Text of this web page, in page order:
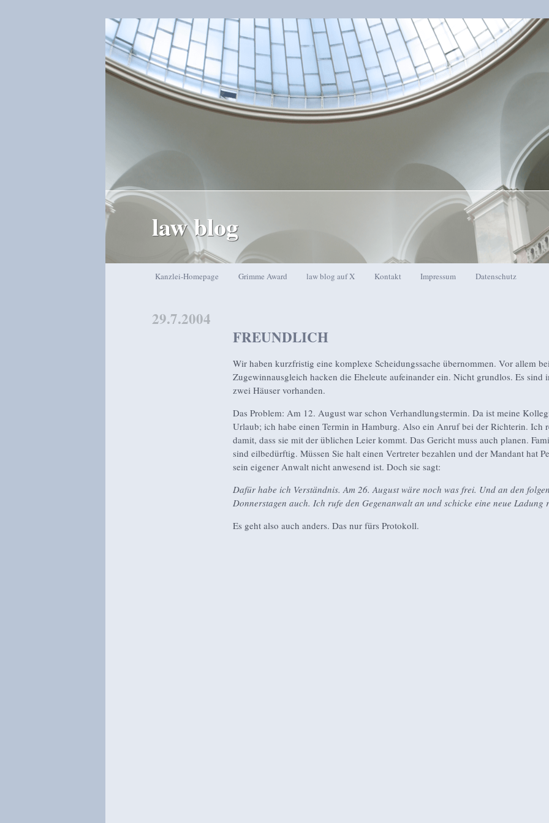
law blog
Zum Inhalt wechseln
Zum sekundären Inhalt wechseln
Kanzlei-Homepage Grimme Award law blog auf X Kontakt Impressum Datenschutz
FREUNDLICH
29.7.2004
Wir haben kurzfristig eine komplexe Scheidungssache übernommen. Vor allem
Zugewinnausgleich hacken die Eheleute aufeinander ein. Nicht grundlos. Es sind
zwei Häuser vorhanden.
Das Problem: Am 12. August war schon Verhandlungstermin. Da ist meine
Urlaub; ich habe einen Termin in Hamburg. Also ein Anruf bei der Richterin. Ich
damit, dass sie mit der üblichen Leier kommt. Das Gericht muss auch planen.
sind eilbedürftig. Müssen Sie halt einen Vertreter bezahlen und der Mandant hat
sein eigener Anwalt nicht anwesend ist. Doch sie sagt:
Dafür habe ich Verständnis. Am 26. August wäre noch was frei. Und an den
Donnerstagen auch. Ich rufe den Gegenanwalt an und schicke eine neue Ladung
Es geht also auch anders. Das nur fürs Protokoll.